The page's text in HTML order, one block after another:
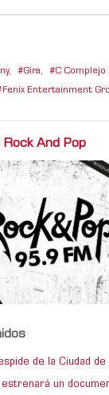
, Gira, C
Fenix Entertainment
Rock And Pop
de la Ciudad de
estrenará un